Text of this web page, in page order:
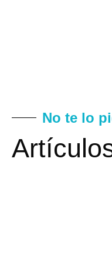
No te lo